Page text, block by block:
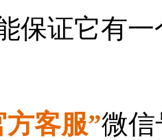
保证它有
方客服”微信